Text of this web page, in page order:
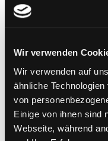
Wir verwenden
Wir verwenden auf
ähnliche
von
Einige von ihnen sind
Webseite, während
mit
Jahr:
Reihe:
fahr